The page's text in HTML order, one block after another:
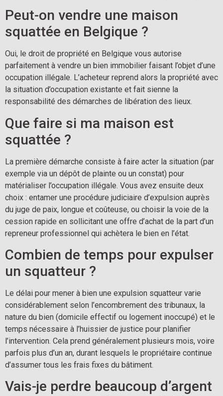
Peut-on vendre une maison
squattée en Belgique ?
Oui, le droit de propriété en Belgique vous autorise
parfaitement à vendre un bien immobilier faisant l’objet d’une
occupation illégale. L’acheteur reprend alors la propriété avec
la situation d’occupation existante et fait sienne la
responsabilité des démarches de libération des lieux.
Que faire si ma maison est
squattée ?
La première démarche consiste à faire acter la situation (par
exemple via un dépôt de plainte ou un constat) pour
matérialiser l’occupation illégale. Vous avez ensuite deux
choix : entamer une procédure judiciaire d’expulsion auprès
du juge de paix, longue et coûteuse, ou choisir la voie de la
cession rapide en sollicitant une offre d’achat de la part d’un
repreneur professionnel qui achètera le bien en l’état.
Combien de temps pour expulser
un squatteur ?
Le délai pour mener à bien une expulsion squatteur varie
considérablement selon l’encombrement des tribunaux, la
nature du bien (domicile effectif ou logement inoccupé) et le
temps nécessaire à l’huissier de justice pour planifier
l’intervention. Cela prend généralement plusieurs mois, voire
parfois plus d’un an, durant lesquels le propriétaire continue
d’assumer tous les frais fixes du bâtiment.
Vais-je perdre beaucoup d’argent